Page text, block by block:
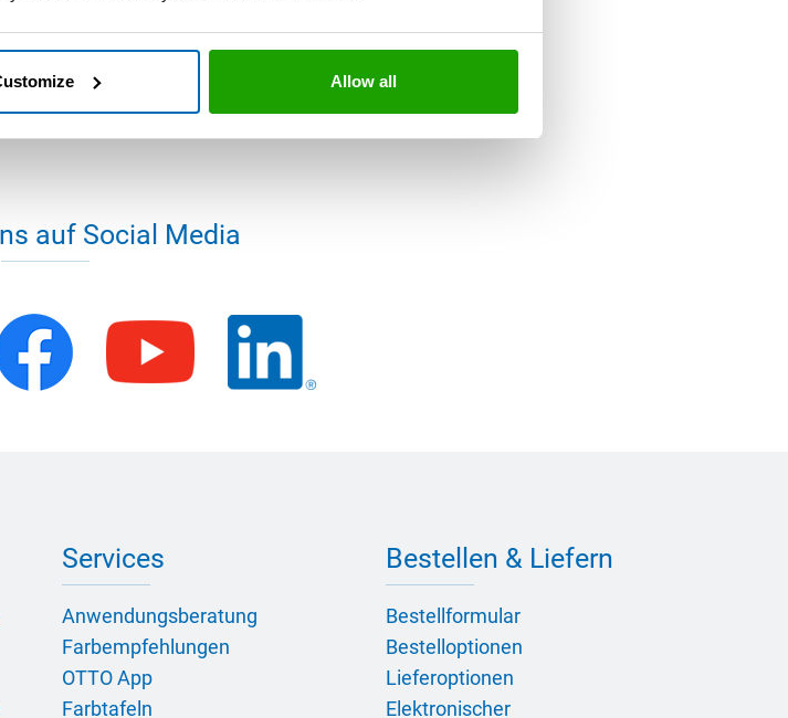
Allow all
auf Social Media
Services
Anwendungsberatung
Farbempfehlungen
OTTO App
Farbtafeln
Bestellen & Liefern
Bestellformular
Bestelloptionen
Lieferoptionen
Elektronischer